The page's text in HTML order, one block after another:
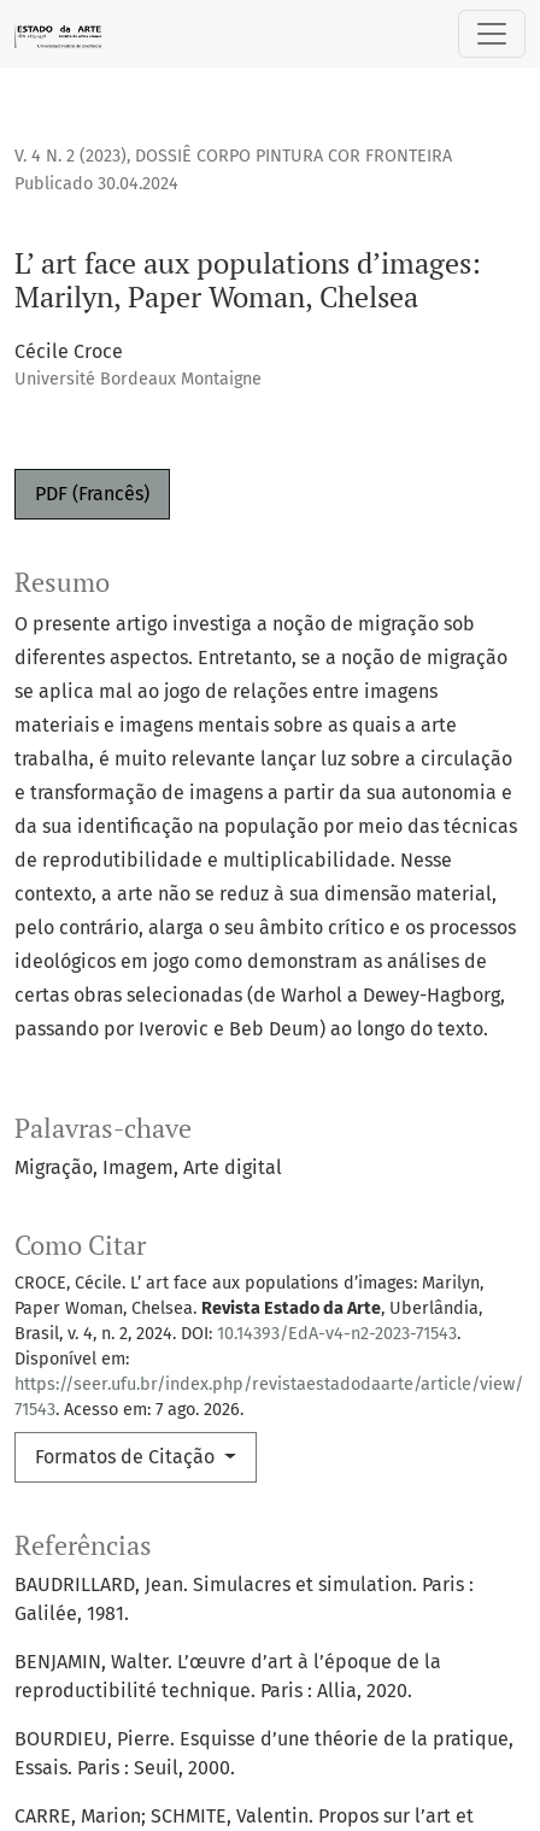
L’ art face aux populations d’images: Marilyn, Paper
V. 4 N. 2 (2023), DOSSIÊ CORPO PINTURA COR FRONTEIRA
L’ art face aux populations d’images:
Marilyn, Paper Woman, Chelsea
Publicado 30.04.2024
Cécile Croce
Université Bordeaux Montaigne
PDF (Francês)
Palavras-chave
Migração Imagem Arte digital
Como Citar
CROCE, Cécile. L’ art face aux populations d’images: Marilyn,
Paper Woman, Chelsea. Revista Estado da Arte, Uberlândia,
Brasil, v. 4, n. 2, 2024. DOI: 10.14393/EdA-v4-n2-2023-71543.
Disponível em:
https://seer.ufu.br/index.php/revistaestadodaarte/article/view/
71543. Acesso em: 7 ago. 2026.
Formatos de Citação
Resumo
O presente artigo investiga a noção de migração sob
diferentes aspectos. Entretanto, se a noção de migração
se aplica mal ao jogo de relações entre imagens
materiais e imagens mentais sobre as quais a arte
trabalha, é muito relevante lançar luz sobre a circulação
e transformação de imagens a partir da sua autonomia e
da sua identificação na população por meio das técnicas
de reprodutibilidade e multiplicabilidade. Nesse
contexto, a arte não se reduz à sua dimensão material,
pelo contrário, alarga o seu âmbito crítico e os processos
ideológicos em jogo como demonstram as análises de
certas obras selecionadas (de Warhol a Dewey-Hagborg,
passando por Iverovic e Beb Deum) ao longo do texto.
Referências
BAUDRILLARD, Jean. Simulacres et simulation. Paris :
Galilée, 1981.
BENJAMIN, Walter. L’œuvre d’art à l’époque de la
reproductibilité technique. Paris : Allia, 2020.
BOURDIEU, Pierre. Esquisse d’une théorie de la pratique,
Essais. Paris : Seuil, 2000.
CARRE, Marion; SCHMITE, Valentin. Propos sur l’art et